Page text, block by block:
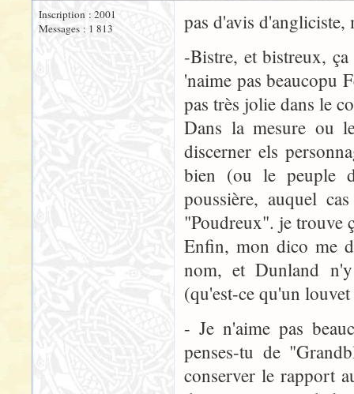
Inscription : 2001
Messages : 1 813
pas d'avis d'angliciste,
-Bistre, et bistreux,
'naime pas beaucopu
pas très jolie dans le
Dans la mesure ou
discerner els
bien (ou le peuple
poussière, auquel
"Poudreux". je trouve
Enfin, mon dico me
nom, et Dunland
(qu'est-ce qu'un
- Je n'aime pas
penses-tu de
conserver le rapport